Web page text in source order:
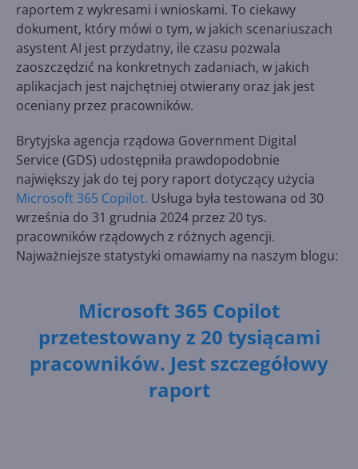
raportem z wykresami i wnioskami. To ciekawy
dokument, który mówi o tym, w jakich scenariuszach
asystent AI jest przydatny, ile czasu pozwala
zaoszczędzić na konkretnych zadaniach, w jakich
aplikacjach jest najchętniej otwierany oraz jak jest
oceniany przez pracowników.
Brytyjska agencja rządowa Government Digital
Service (GDS) udostępniła prawdopodobnie
największy jak do tej pory raport dotyczący użycia
Microsoft 365 Copilot. Usługa była testowana od 30
września do 31 grudnia 2024 przez 20 tys.
pracowników rządowych z różnych agencji.
Najważniejsze statystyki omawiamy na naszym blogu:
Microsoft 365 Copilot
przetestowany z 20 tysiącami
pracowników. Jest szczegółowy
raport